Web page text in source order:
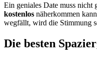
Ein geniales Date muss nicht
kostenlos näherkommen
wegfällt, wird die Stimmung
Die besten